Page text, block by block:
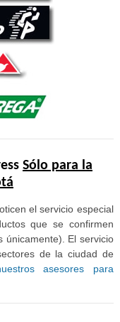
Sólo para la
el servicio especial
que se confirmen
únicamente). El servicio
de la ciudad de
asesores para